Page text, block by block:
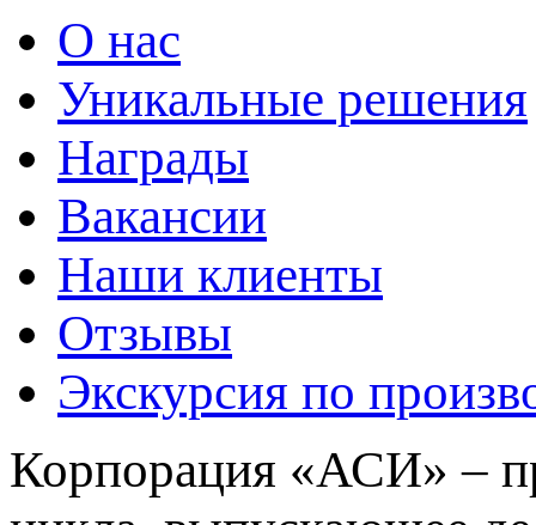
О нас
Уникальные решения
Награды
Вакансии
Наши клиенты
Отзывы
Экскурсия по
Корпорация «АСИ» –